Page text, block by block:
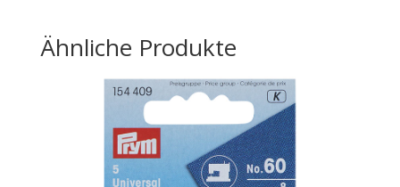
Ähnliche Produkte